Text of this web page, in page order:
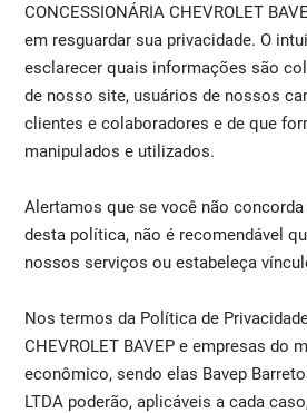
CONCESSIONÁRIA CHEVROLET
em resguardar sua privacidade. O
esclarecer quais informações são
de nosso site, usuários de nossos
clientes e colaboradores e de que
manipulados e utilizados.
Alertamos que se você não
desta política, não é recomendável
nossos serviços ou estabeleça
Nos termos da Política de
CHEVROLET BAVEP e empresas do
econômico, sendo elas Bavep
LTDA poderão, aplicáveis a cada